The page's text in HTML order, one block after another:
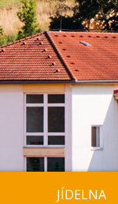
JÍDELNA